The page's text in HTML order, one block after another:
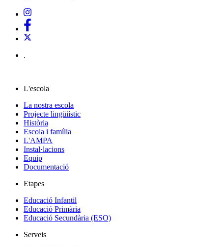
.
L'escola
La nostra escola
Projecte lingüiístic
Història
Escola i família
L'AMPA
Instal·lacions
Equip
Documentació
Etapes
Educació Infantil
Educació Primària
Educació Secundària (ESO)
Serveis